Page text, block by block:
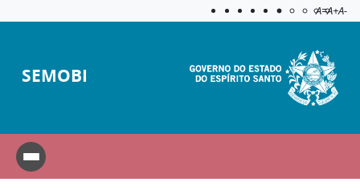
Aplicar
A=A+A-
SEMOBI